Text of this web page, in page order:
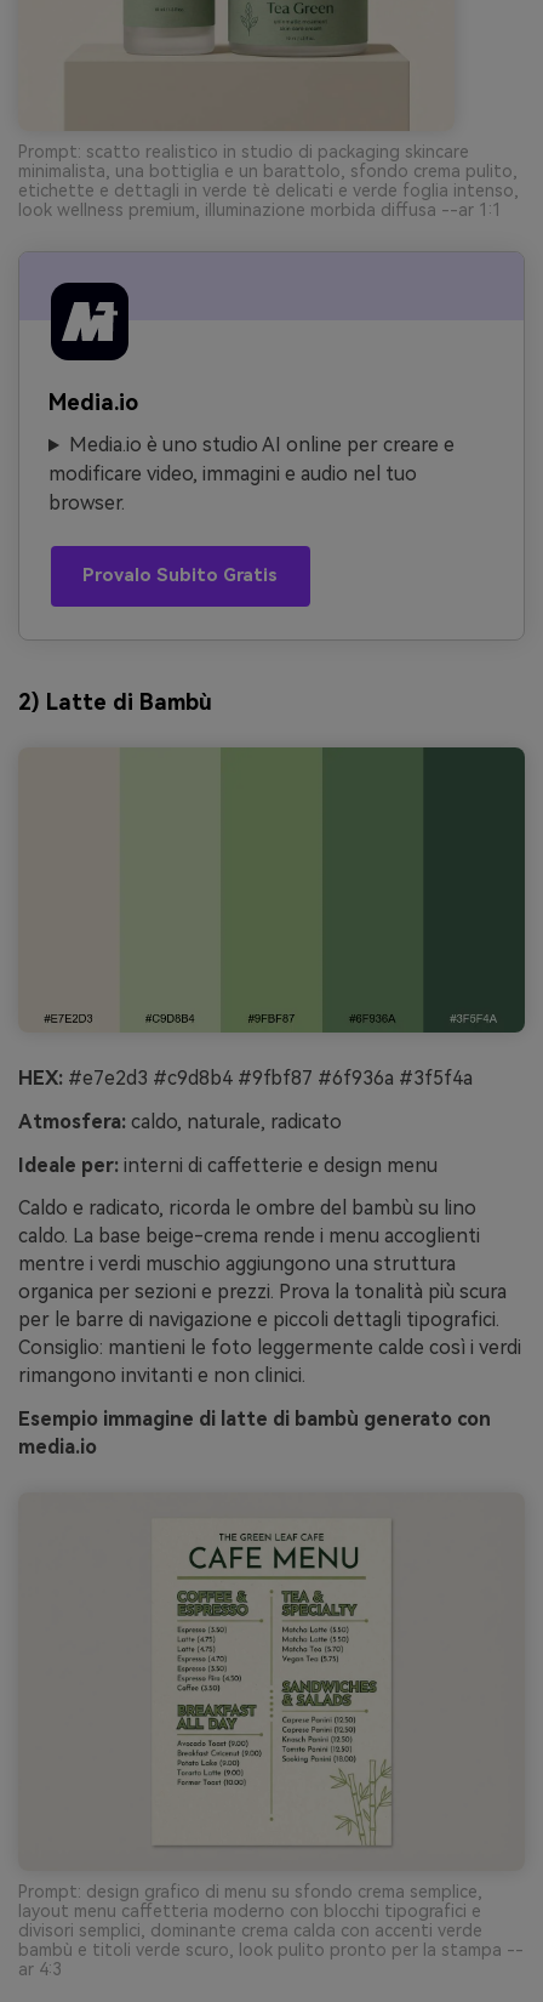
Prompt: scatto realistico in studio di packaging skincare
minimalista, una bottiglia e un barattolo, sfondo crema pulito,
etichette e dettagli in verde tè delicati e verde foglia intenso,
look wellness premium, illuminazione morbida diffusa --ar 1:1
Media.io
Media.io è uno studio AI online per creare e
modificare video, immagini e audio nel tuo
browser.
Provalo Subito Gratis
2) Latte di Bambù
HEX: #e7e2d3 #c9d8b4 #9fbf87 #6f936a #3f5f4a
Atmosfera: caldo, naturale, radicato
Ideale per: interni di caffetterie e design menu
Caldo e radicato, ricorda le ombre del bambù su lino
caldo. La base beige-crema rende i menu accoglienti
mentre i verdi muschio aggiungono una struttura
organica per sezioni e prezzi. Prova la tonalità più scura
per le barre di navigazione e piccoli dettagli tipografici.
Consiglio: mantieni le foto leggermente calde così i verdi
rimangono invitanti e non clinici.
Esempio immagine di latte di bambù generato con
media.io
Prompt: design grafico di menu su sfondo crema semplice,
layout menu caffetteria moderno con blocchi tipografici e
divisori semplici, dominante crema calda con accenti verde
bambù e titoli verde scuro, look pulito pronto per la stampa --
ar 4:3